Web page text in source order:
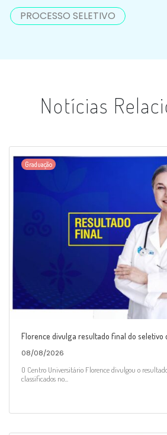
PROCESSO SELETIVO
Notícias
Graduação
Florence divulga resultado final do seletivo
08/08/2026
O Centro Universitário Florence divulgou o
classificados no...